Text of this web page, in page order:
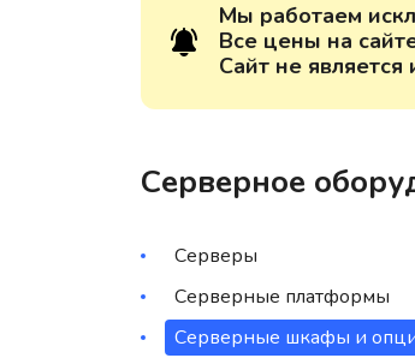
Мы работаем
Все цены на
Сайт не
Серверное
Серверы
Серверные платформы
Серверные шкафы и